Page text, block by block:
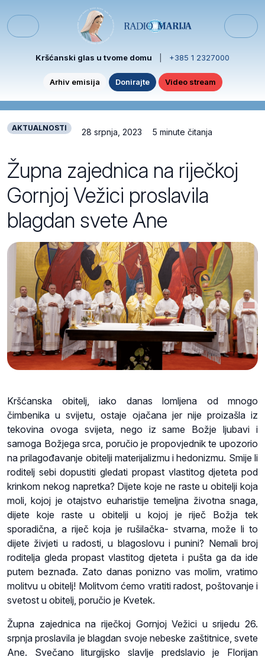
Menu
Kršćanski glas u tvome domu +385 1 2327000
Arhiv emisija Donirajte Video stream
AKTUALNOSTI 28 srpnja, 2023 5 minute čitanja
Župna zajednica na riječkoj
Gornjoj Vežici proslavila
blagdan svete Ane
Kršćanska obitelj, iako danas lomljena od mnogo
čimbenika u svijetu, ostaje ojačana jer nije proizašla iz
tekovina ovoga svijeta, nego iz same Božje ljubavi i
samoga Božjega srca, poručio je propovjednik te upozorio
na prilagođavanje obitelji materijalizmu i hedonizmu. Smije li
roditelj sebi dopustiti gledati propast vlastitog djeteta pod
krinkom nekog napretka? Dijete koje ne raste u obitelji koja
moli, kojoj je otajstvo euharistije temeljna životna snaga,
dijete koje raste u obitelji u kojoj je riječ Božja tek
sporadična, a riječ koja je rušilačka- stvarna, može li to
dijete živjeti u radosti, u blagoslovu i punini? Nemali broj
roditelja gleda propast vlastitog djeteta i pušta ga da ide
putem beznađa. Zato danas ponizno vas molim, vratimo
molitvu u obitelj! Molitvom ćemo vratiti radost, poštovanje i
svetost u obitelj, poručio je Kvetek.
Župna zajednica na riječkoj Gornjoj Vežici u srijedu 26.
srpnja proslavila je blagdan svoje nebeske zaštitnice, svete
Ane. Svečano liturgijsko slavlje predslavio je Florijan